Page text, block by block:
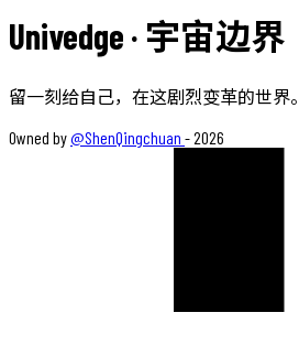
Univedge · 宇宙边界
留一刻给自己，在这剧烈变革的世界。
Owned by@ShenQingchuan -2026